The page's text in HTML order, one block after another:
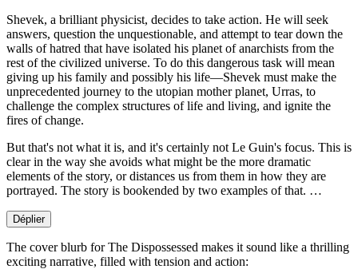
Shevek, a brilliant physicist, decides to take action. He will seek
answers, question the unquestionable, and attempt to tear down the
walls of hatred that have isolated his planet of anarchists from the
rest of the civilized universe. To do this dangerous task will mean
giving up his family and possibly his life—Shevek must make the
unprecedented journey to the utopian mother planet, Urras, to
challenge the complex structures of life and living, and ignite the
fires of change.
But that's not what it is, and it's certainly not Le Guin's focus. This is
clear in the way she avoids what might be the more dramatic
elements of the story, or distances us from them in how they are
portrayed. The story is bookended by two examples of that. …
Déplier
The cover blurb for The Dispossessed makes it sound like a thrilling
exciting narrative, filled with tension and action: